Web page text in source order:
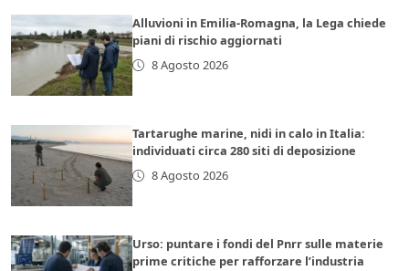
Alluvioni in Emilia-Romagna, la Lega chiede
piani di rischio aggiornati
8 Agosto 2026
Tartarughe marine, nidi in calo in Italia:
individuati circa 280 siti di deposizione
8 Agosto 2026
Urso: puntare i fondi del Pnrr sulle materie
prime critiche per rafforzare l’industria